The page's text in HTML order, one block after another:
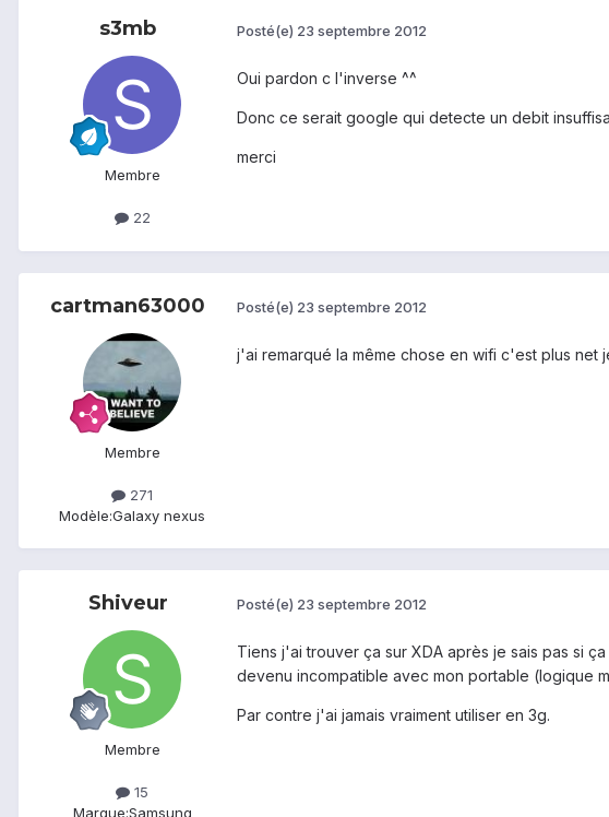
s3mb
Membre
22
Posté(e) 23 septembre 2012
Oui pardon c l'inverse ^^
Donc ce serait google qui detecte un debit
merci
cartman63000
Membre
271
Modèle:Galaxy nexus
Posté(e) 23 septembre 2012
j'ai remarqué la même chose en wifi c'est plus net
Shiveur
Membre
15
Marque:Samsung
Posté(e) 23 septembre 2012
Tiens j'ai trouver ça sur XDA après je sais pas si
devenu incompatible avec mon portable (logique
Par contre j'ai jamais vraiment utiliser en 3g.